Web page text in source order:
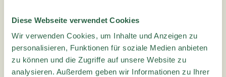
Diese Webseite verwendet Cookies
Wir verwenden Cookies, um Inhalte und Anzeigen zu
personalisieren, Funktionen für soziale Medien anbieten
zu können und die Zugriffe auf unsere Website zu
analysieren. Außerdem geben wir Informationen zu Ihrer
Erstellen Sie detaillierte Buyer Personas
Bedürfnisse, Wünsche und Herausforderungen Ihrer
Zielgruppen widerspiegeln.
Nutzen Sie Umfragenund sammeln Sie Feedback, um